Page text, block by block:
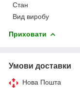
Стан
Вид виробу
Приховати
Умови доставки
Нова Пошта